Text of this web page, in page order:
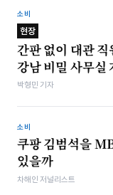
소비
현장
간판 없이 대관
강남 비밀 사무실
박형민 기자
소비
쿠팡 김범석을
있을까
차해인 저널리스트